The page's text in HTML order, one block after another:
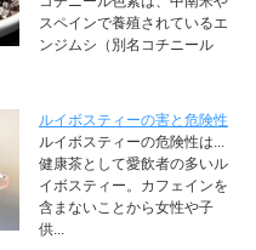
スペインで養殖されているエ
ンジムシ（別名コチニール
ルイボスティーの害と危険性
ルイボスティーの危険性は...
健康茶として愛飲者の多いル
イボスティー。カフェインを
含まないことから女性や子
供...